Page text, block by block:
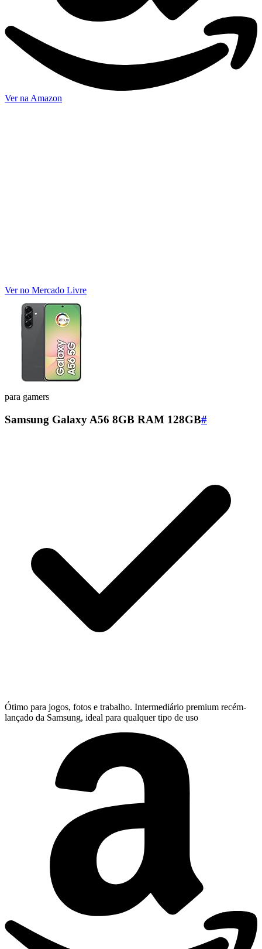
Ver na Amazon
Ver no Mercado Livre
para gamers
Samsung Galaxy A56 8GB RAM 128GB#
Ótimo para jogos, fotos e trabalho. Intermediário premium recém-
lançado da Samsung, ideal para qualquer tipo de uso